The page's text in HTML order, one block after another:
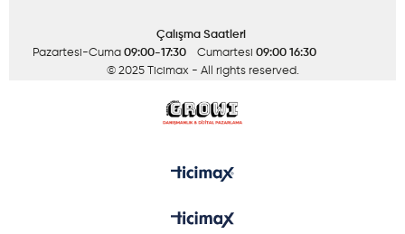
Çalışma Saatleri
Pazartesi-Cuma 09:00-17:30 Cumartesi 09:00 16:30
© 2025 Ticimax - All rights reserved.